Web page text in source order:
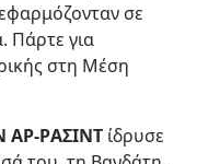
σε
Πάρτε για
στη Μέση
ίδρυσε